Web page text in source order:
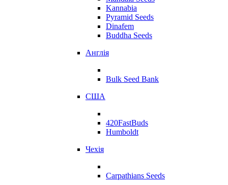
Kannabia
Pyramid Seeds
Dinafem
Buddha Seeds
Англія
Bulk Seed Bank
США
420FastBuds
Humboldt
Чехія
Carpathians Seeds